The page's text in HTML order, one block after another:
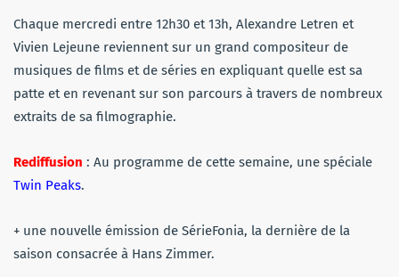
Chaque mercredi entre 12h30 et 13h, Alexandre Letren et
Vivien Lejeune reviennent sur un grand compositeur de
musiques de films et de séries en expliquant quelle est sa
patte et en revenant sur son parcours à travers de nombreux
extraits de sa filmographie.
Rediffusion : Au programme de cette semaine, une spéciale
Twin Peaks.
+ une nouvelle émission de SérieFonia, la dernière de la
saison consacrée à Hans Zimmer.